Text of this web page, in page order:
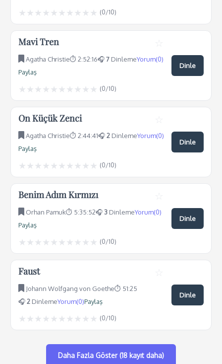
★ ★ ★ ★ ★ ★ ★ ★ ★ ★ (0/10)
Mavi Tren
Agatha Christie⏱️ 2:52:16🎧7 DinlemeYorum(0)
Paylaş
★ ★ ★ ★ ★ ★ ★ ★ ★ ★ (0/10)
Dinle
On Küçük Zenci
Agatha Christie⏱️ 2:44:41🎧2 DinlemeYorum(0)
Paylaş
★ ★ ★ ★ ★ ★ ★ ★ ★ ★ (0/10)
Dinle
Benim Adım Kırmızı
Orhan Pamuk⏱️ 5:35:52🎧3 DinlemeYorum(0)
Paylaş
★ ★ ★ ★ ★ ★ ★ ★ ★ ★ (0/10)
Dinle
Faust
Johann Wolfgang von Goethe⏱️ 51:25
🎧2 DinlemeYorum(0)Paylaş
★ ★ ★ ★ ★ ★ ★ ★ ★ ★ (0/10)
Dinle
Daha Fazla Göster (18 kayıt daha)